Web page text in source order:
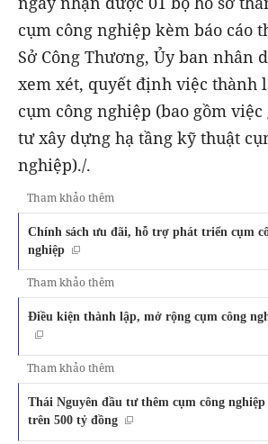
cụm công nghiệp kèm báo cáo
Sở Công Thương, Ủy ban nhân
xem xét, quyết định việc thành
cụm công nghiệp (bao gồm việc
tư xây dựng hạ tầng kỹ thuật
nghiệp)./.
Tham khảo thêm
Chính sách ưu đãi, hỗ trợ phát triển cụm
nghiệp
Tham khảo thêm
Điều kiện thành lập, mở rộng cụm công
Tham khảo thêm
Thái Nguyên đầu tư thêm cụm công nghiệp
trên 500 tỷ đồng